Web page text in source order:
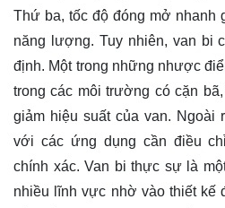
Thứ ba, tốc độ đóng mở nhanh
năng lượng. Tuy nhiên, van bi
định. Một trong những nhược
trong các môi trường có cặn
giảm hiệu suất của van. Ngoài
với các ứng dụng cần điều
chính xác. Van bi thực sự là
nhiều lĩnh vực nhờ vào thiết kế